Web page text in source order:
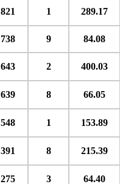
821 1 289.17
738 9 84.08
643 2 400.03
639 8 66.05
548 1 153.89
391 8 215.39
275 3 64.40